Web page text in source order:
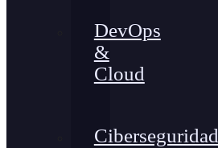
DevOps
&
Cloud
Ciberseguridad